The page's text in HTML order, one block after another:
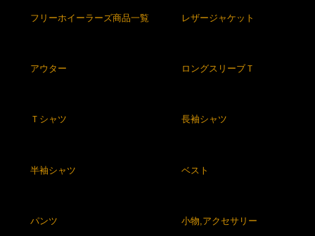
フリーホイーラーズ商品一覧 レザージャケット
アウター ロングスリーブＴ
Ｔシャツ 長袖シャツ
半袖シャツ ベスト
パンツ 小物,アクセサリー